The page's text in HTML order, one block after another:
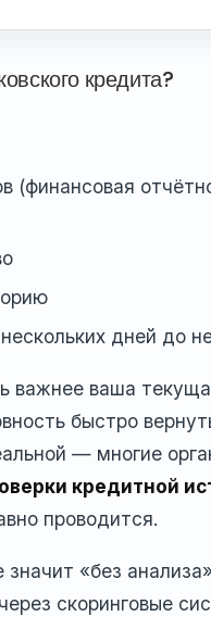
кредита?
(финансовая
дней до
важнее ваша
быстро
— многие
кредитной
проводится.
значит «без
скоринговые